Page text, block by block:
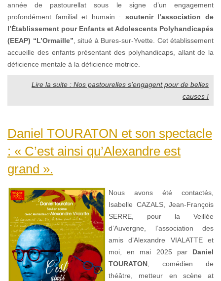
année de pastourellat sous le signe d’un engagement
profondément familial et humain : soutenir l’association de
l’Établissement pour Enfants et Adolescents Polyhandicapés
(EEAP) “L’Ormaille” , situé à Bures-sur-Yvette. Cet établissement
accueille des enfants présentant des polyhandicaps, allant de la
déficience mentale à la déficience motrice.
Lire la suite : Nos pastourelles s’engagent pour de belles
causes !
Daniel TOURATON et son spectacle
: « C’est ainsi qu’Alexandre est
grand ».
Nous avons été contactés,
Isabelle CAZALS, Jean-François
SERRE, pour la Veillée
d’Auvergne, l’association des
amis d’Alexandre VIALATTE et
moi, en mai 2025 par Daniel
TOURATON , comédien de
théâtre, metteur en scène at